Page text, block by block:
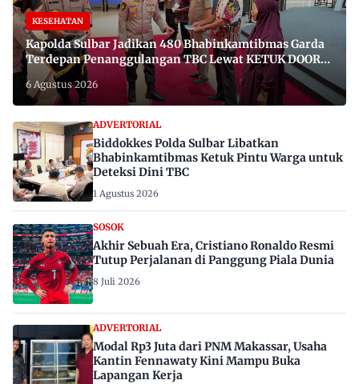
KESEHATAN
Kapolda Sulbar Jadikan 480 Bhabinkamtibmas Garda
Terdepan Penanggulangan TBC Lewat KETUK DOORS
di 650 Desa
6 Agustus 2026
ADVERTORIAL
Biddokkes Polda Sulbar Libatkan
Bhabinkamtibmas Ketuk Pintu Warga untuk
Deteksi Dini TBC
1 Agustus 2026
SOSOK
Akhir Sebuah Era, Cristiano Ronaldo Resmi
Tutup Perjalanan di Panggung Piala Dunia
8 Juli 2026
ADVERTORIAL
Modal Rp3 Juta dari PNM Makassar, Usaha
Kantin Fennawaty Kini Mampu Buka
Lapangan Kerja